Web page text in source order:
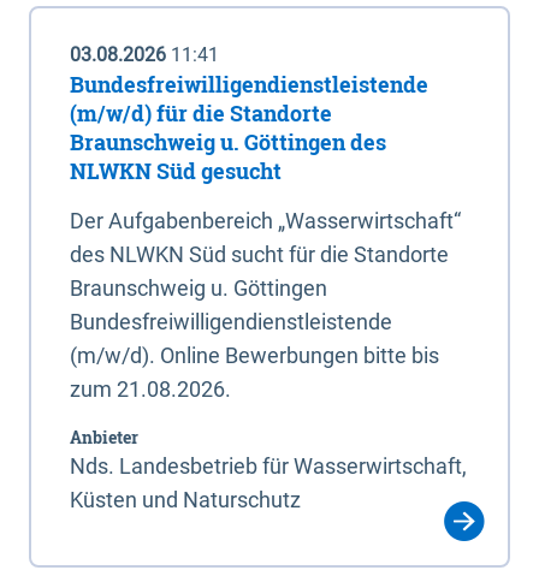
03.08.2026 11:41
Bundesfreiwilligendienstleistende
(m/w/d) für die Standorte
Braunschweig u. Göttingen des
NLWKN Süd gesucht
Der Aufgabenbereich „Wasserwirtschaft“
des NLWKN Süd sucht für die Standorte
Braunschweig u. Göttingen
Bundesfreiwilligendienstleistende
(m/w/d). Online Bewerbungen bitte bis
zum 21.08.2026.
Anbieter
Nds. Landesbetrieb für Wasserwirtschaft,
Küsten und Naturschutz